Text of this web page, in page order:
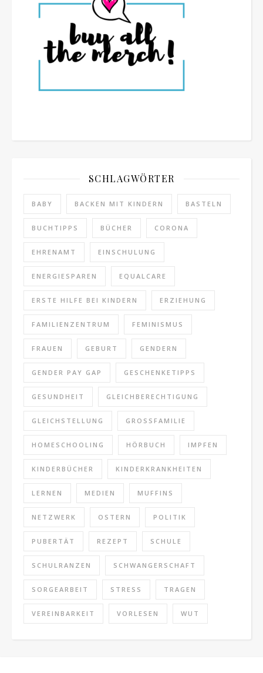
SCHLAGWÖRTER
BABY BACKEN MIT KINDERN BASTELN
BUCHTIPPS BÜCHER CORONA
EHRENAMT EINSCHULUNG
ENERGIESPAREN EQUALCARE
ERSTE HILFE BEI KINDERN ERZIEHUNG
FAMILIENZENTRUM FEMINISMUS
FRAUEN GEBURT GENDERN
GENDER PAY GAP GESCHENKETIPPS
GESUNDHEIT GLEICHBERECHTIGUNG
GLEICHSTELLUNG GROSSFAMILIE
HOMESCHOOLING HÖRBUCH IMPFEN
KINDERBÜCHER KINDERKRANKHEITEN
LERNEN MEDIEN MUFFINS
NETZWERK OSTERN POLITIK
PUBERTÄT REZEPT SCHULE
SCHULRANZEN SCHWANGERSCHAFT
SORGEARBEIT STRESS TRAGEN
VEREINBARKEIT VORLESEN WUT